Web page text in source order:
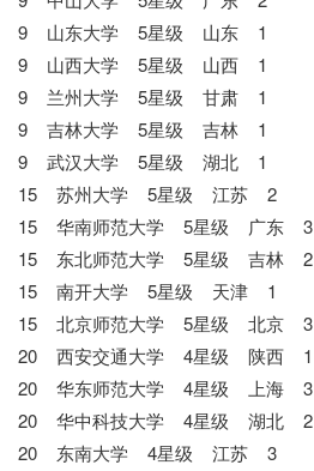
9 山东大学 5星级 山东 1
9 山西大学 5星级 山西 1
9 兰州大学 5星级 甘肃 1
9 吉林大学 5星级 吉林 1
9 武汉大学 5星级 湖北 1
15 苏州大学 5星级 江苏 2
15 华南师范大学 5星级 广东 3
15 东北师范大学 5星级 吉林 2
15 南开大学 5星级 天津 1
15 北京师范大学 5星级 北京 3
20 西安交通大学 4星级 陕西 1
20 华东师范大学 4星级 上海 3
20 华中科技大学 4星级 湖北 2
20 东南大学 4星级 江苏 3